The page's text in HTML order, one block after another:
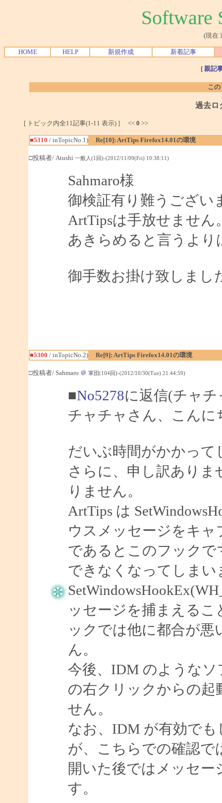
Software
(現在
HOME HELP 新規作成 新着記事
[ 親記
こ
過去ロ
[ トピック内全11記事(1-11 表示) ] << 0 >>
■5310 / inTopicNo.1) Re[10]: ArtTips Firefox14.01の環境
□投稿者/ Atushi 一般人(1回)-(2012/11/09(Fri) 10:38:11)
Sahmaro様
御検証有り難うござい
ArtTipsは手放せませ
あきらめると言うよ
御手数お掛け致しまし
■5300 / inTopicNo.2) Re[9]: ArtTips Firefox14.01の環境
□投稿者/ Sahmaro ＠ 軍団(104回)-(2012/10/30(Tue) 21:44:59)
■No5278に返信(チャ
チャチャさん、こんに
だいぶ時間がかかっ
さらに、申し訳あり
りません。
ArtTips は
ウスメッセージをキ
であるとこのフック
できなくなってしまい
ッセージを捕まえる
ックでは他に都合が
ん。
今後、IDM のような
の右クリックからの起
せん。
なお、IDM が有効で
が、こちらでの確認で
開いた後ではメッセ
す。